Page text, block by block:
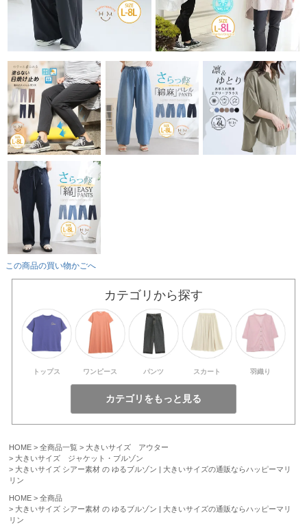
この商品の買い物かごへ
カテゴリから探す
トップス ワンピース パンツ スカート 羽織り
HOME 全商品一覧
大きいサイズ アウター
大きいサイズ ジャケット・ブルゾン
大きいサイズ シアー素材 の ゆるブルゾン | 大きいサイズの通販ならハッピーマリ
リン
HOME
全商品
大きいサイズ シアー素材 の ゆるブルゾン | 大きいサイズの通販ならハッピーマリ
リン